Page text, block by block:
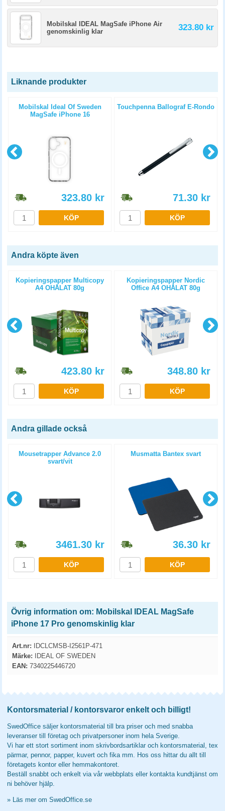
Mobilskal IDEAL MagSafe iPhone Air
genomskinlig klar
323.80 kr
Liknande produkter
Mobilskal Ideal Of Sweden
MagSafe iPhone 16
323.80 kr
KÖP
Touchpenna Ballograf E-Rondo
71.30 kr
KÖP
Andra köpte även
Kopieringspapper Multicopy
A4 OHÅLAT 80g
423.80 kr
KÖP
Kopieringspapper Nordic
Office A4 OHÅLAT 80g
348.80 kr
KÖP
Andra gillade också
Mousetrapper Advance 2.0
svart/vit
3461.30 kr
KÖP
Musmatta Bantex svart
36.30 kr
KÖP
Övrig information om: Mobilskal IDEAL MagSafe
iPhone 17 Pro genomskinlig klar
Art.nr: IDCLCMSB-I2561P-471
Märke: IDEAL OF SWEDEN
EAN: 7340225446720
Kontorsmaterial / kontorsvaror enkelt och billigt!
SwedOffice säljer kontorsmaterial till bra priser och med snabba
leveranser till företag och privatpersoner inom hela Sverige.
Vi har ett stort sortiment inom skrivbordsartiklar och kontorsmaterial, tex
pärmar, pennor, papper, kuvert och fika mm. Hos oss hittar du allt till
företagets kontor eller hemmakontoret.
Beställ snabbt och enkelt via vår webbplats eller kontakta kundtjänst om
ni behöver hjälp.
» Läs mer om SwedOffice.se